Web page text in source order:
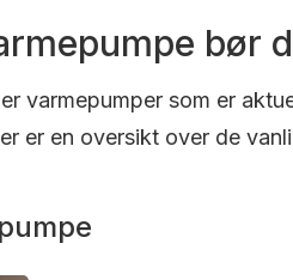
bør
varmepumper som er
er en oversikt over de